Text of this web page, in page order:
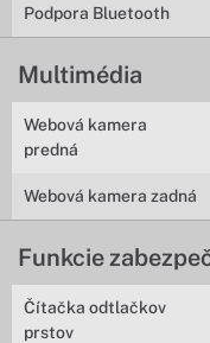
Podpora Bluetooth
Multimédia
Webová kamera
predná
Webová kamera zadná
Funkcie
Čítačka odtlačkov
prstov